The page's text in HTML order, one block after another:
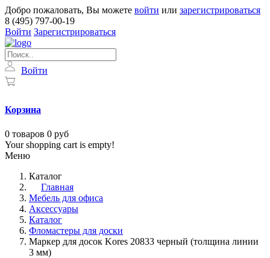
Добро пожаловать, Вы можете войти или зарегистрироваться
8 (495) 797-00-19
Войти Зарегистрироваться
Войти
Корзина
0 товаров 0 руб
Your shopping cart is empty!
Меню
Каталог
Главная
Мебель для офиса
Аксессуары
Каталог
Фломастеры для доски
Маркер для досок Kores 20833 черный (толщина линии
3 мм)